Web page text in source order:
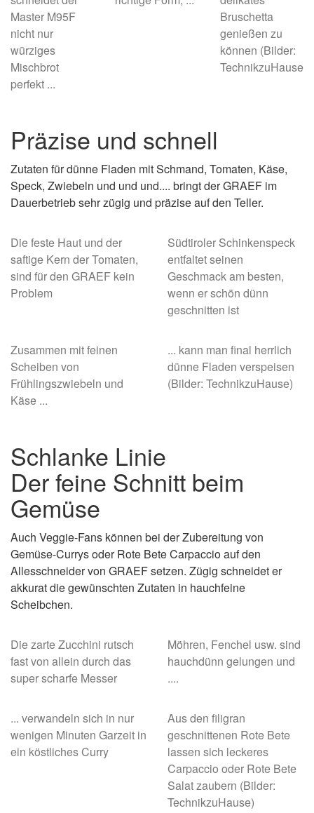
Master M95F
nicht nur
würziges
Mischbrot
perfekt ...
Bruschetta
genießen zu
können (Bilder:
TechnikzuHause)
Präzise und schnell
Zutaten für dünne Fladen mit Schmand, Tomaten, Käse,
Speck, Zwiebeln und und und.... bringt der GRAEF im
Dauerbetrieb sehr zügig und präzise auf den Teller.
Die feste Haut und der
saftige Kern der Tomaten,
sind für den GRAEF kein
Problem
Südtiroler Schinkenspeck
entfaltet seinen
Geschmack am besten,
wenn er schön dünn
geschnitten ist
Zusammen mit feinen
Scheiben von
Frühlingszwiebeln und
Käse ...
... kann man final herrlich
dünne Fladen verspeisen
(Bilder: TechnikzuHause)
Schlanke Linie
Der feine Schnitt beim
Gemüse
Auch Veggie-Fans können bei der Zubereitung von
Gemüse-Currys oder Rote Bete Carpaccio auf den
Allesschneider von GRAEF setzen. Zügig schneidet er
akkurat die gewünschten Zutaten in hauchfeine
Scheibchen.
Die zarte Zucchini rutsch
fast von allein durch das
super scharfe Messer
Möhren, Fenchel usw. sind
hauchdünn gelungen und
....
... verwandeln sich in nur
wenigen Minuten Garzeit in
ein köstliches Curry
Aus den filigran
geschnittenen Rote Bete
lassen sich leckeres
Carpaccio oder Rote Bete
Salat zaubern (Bilder:
TechnikzuHause)